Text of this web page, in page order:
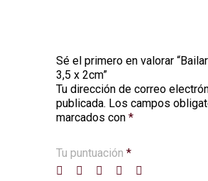
Sé el primero en valorar
3,5 x 2cm”
Tu dirección de correo
publicada. Los campos
marcados con *
Tu puntuación *
Alternative: